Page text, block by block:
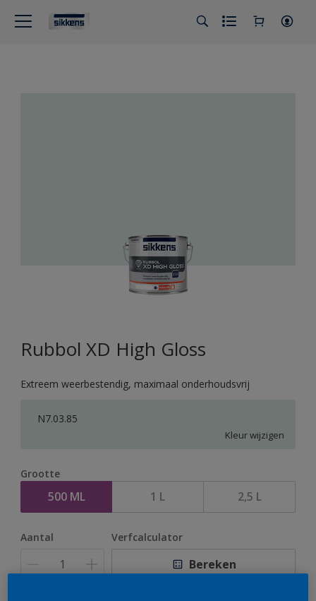
Rubbol XD High Gloss
Extreem weerbestendig, maximaal onderhoudsvrij
N7.03.85
Kleur wijzigen
Grootte
500 ML 1 L 2,5 L
Aantal Verfcalculator
Bereken